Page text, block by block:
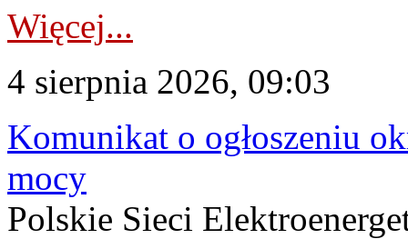
Więcej...
4 sierpnia 2026, 09:03
Komunikat o ogłoszeniu
mocy
Polskie Sieci